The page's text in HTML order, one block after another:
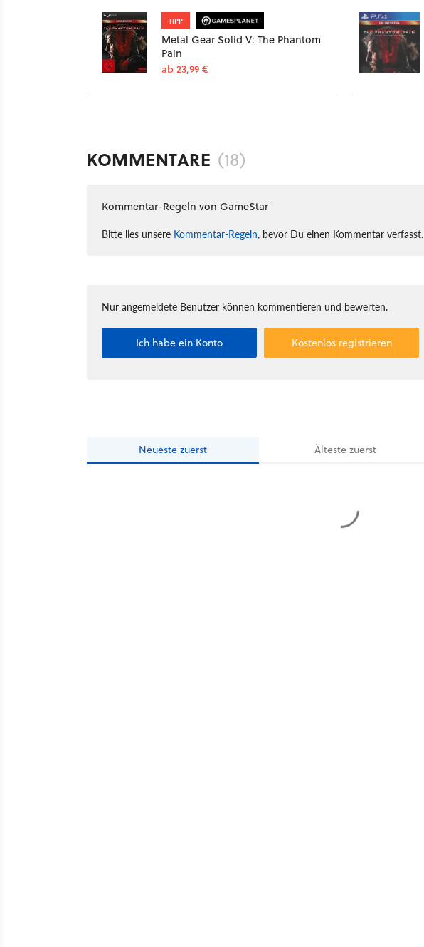
TIPP
Metal Gear Solid V: The Phantom
Pain
ab 23,99 €
KOMMENTARE (18)
Kommentar-Regeln von GameStar
Bitte lies unsere Kommentar-Regeln, bevor Du einen Kommentar verfasst.
Nur angemeldete Benutzer können kommentieren und bewerten.
Ich habe ein Konto Kostenlos registrieren
Neueste zuerst Ältestezuerst